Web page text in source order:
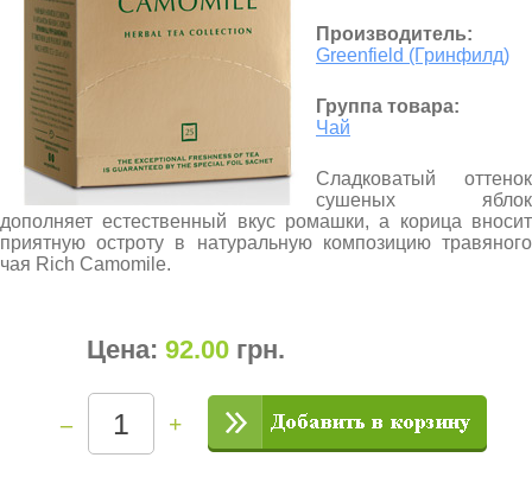
Производитель:
Greenfield (Гринфилд)
Группа товара:
Чай
Сладковатый оттенок
сушеных яблок
дополняет естественный вкус ромашки, а корица вносит
приятную остроту в натуральную композицию травяного
чая Rich Camomile.
Цена: 92.00 грн.
– +